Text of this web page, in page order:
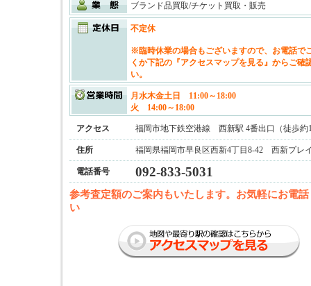
ブランド品買取/チケット買取・販売
不定休
※臨時休業の場合もございますので、お電話で
くか下記の『アクセスマップを見る』からご確
い。
月水木金土日 11:00～18:00
火 14:00～18:00
アクセス 福岡市地下鉄空港線 西新駅 4番出口（徒歩約
住所 福岡県福岡市早良区西新4丁目8-42 西新プレ
電話番号 092-833-5031
参考査定額のご案内もいたします。お気軽にお電
い